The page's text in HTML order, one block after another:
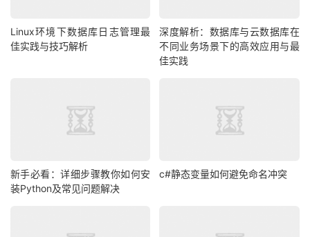
Linux环境下数据库日志管理最
佳实践与技巧解析
深度解析：数据库与云数据库在
不同业务场景下的高效应用与最
佳实践
新手必看：详细步骤教你如何安
装Python及常见问题解决
c#静态变量如何避免命名冲突